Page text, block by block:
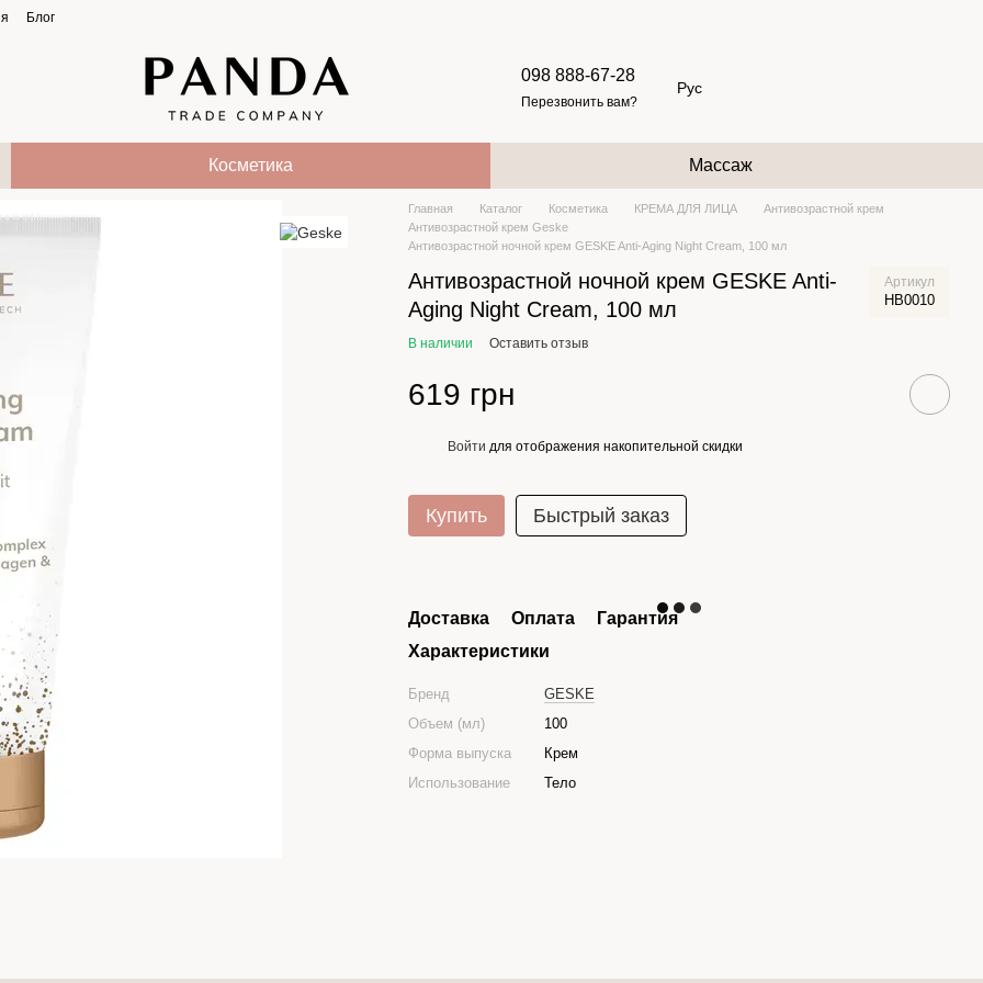
Блог
098 888-67-28
Перезвонить вам?
Рус
Косметика Массаж
Главная Каталог Косметика КРЕМА ДЛЯ ЛИЦА
Антивозрастной крем
Антивозрастной крем Geske
Антивозрастной ночной крем GESKE Anti-Aging Night Cream, 100 мл
Антивозрастной ночной крем GESKE Anti-
Aging Night Cream, 100 мл
Артикул
HB0010
В наличии Оставить отзыв
619 грн
Войти для отображения накопительной скидки
Купить Быстрый заказ
Доставка Оплата
Гарантия
Характеристики
Бренд
GESKE
Объем (мл)
100
Форма выпуска
Крем
Использование
Тело